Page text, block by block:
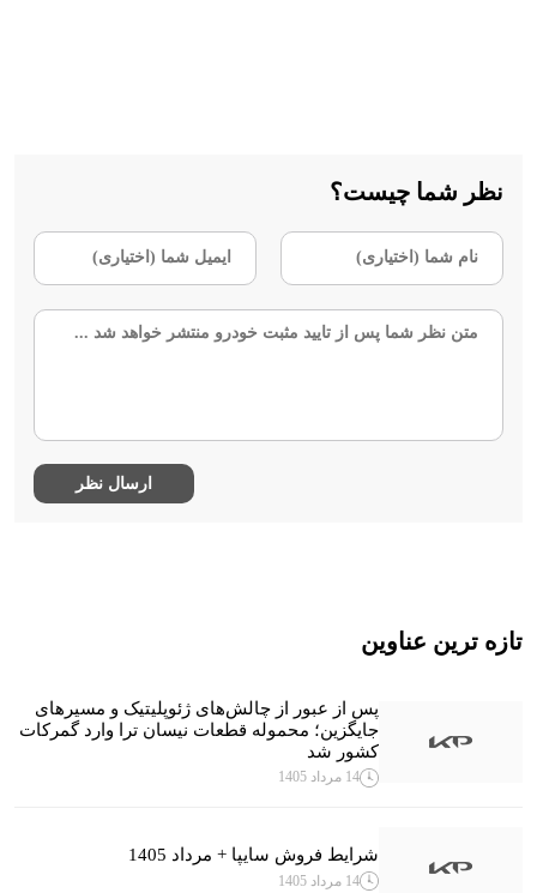
نظر شما چیست؟
تازه ترین عناوین
پس از عبور از چالش‌های ژئوپلیتیک و مسیرهای
جایگزین؛ محموله قطعات نیسان ترا وارد گمرکات
کشور شد
14 مرداد 1405
شرایط فروش سایپا + مرداد 1405
14 مرداد 1405